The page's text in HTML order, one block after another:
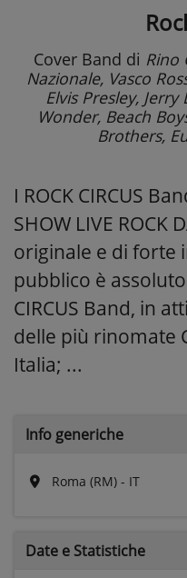
Cover Band di Rino
Nazionale, Vasco
Elvis Presley,
Wonder, Beach
Brothers,
I ROCK CIRCUS
SHOW LIVE ROCK
originale e di forte
pubblico è
CIRCUS Band, in
delle più rinomate
Italia; ...
Info generiche
Roma (RM) - IT
Date e Statistiche